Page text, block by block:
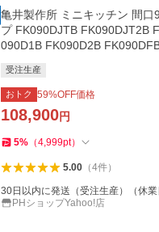
亀井製作所 ミニキッチン 間口
プ FK090DJTB FK090DJT2B
090D1B FK090D2B FK090DFB
受注生産
おトク 59%OFF価格
108,900円
5% （4,999pt）
5.00（4件）
30日以内に発送（受注生産）（休業
PHショップYahoo!店